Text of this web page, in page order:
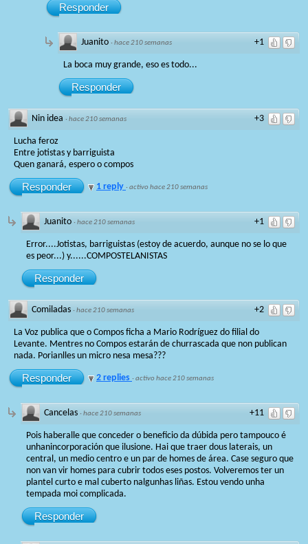
Responder
+1
Juanito ·hace 210 semanas
La boca muy grande, eso es todo...
Responder
+3
Nin idea ·hace 210 semanas
Lucha feroz
Entre jotistas y barriguista
Quen ganará, espero o compos
Responder 1 reply ·activo hace 210 semanas
+1
Juanito ·hace 210 semanas
Error....Jotistas, barriguistas (estoy de acuerdo, aunque no se lo que
es peor...) y......COMPOSTELANISTAS
Responder
+2
Comiladas ·hace 210 semanas
La Voz publica que o Compos ficha a Mario Rodríguez do filial do
Levante. Mentres no Compos estarán de churrascada que non publican
nada. Porianlles un micro nesa mesa???
Responder 2 replies ·activo hace 210 semanas
+11
Cancelas ·hace 210 semanas
Pois haberalle que conceder o beneficio da dúbida pero tampouco é
unhanincorporación que ilusione. Hai que traer dous laterais, un
central, un medio centro e un par de homes de área. Case seguro que
non van vir homes para cubrir todos eses postos. Volveremos ter un
plantel curto e mal cuberto nalgunhas liñas. Estou vendo unha
tempada moi complicada.
Responder